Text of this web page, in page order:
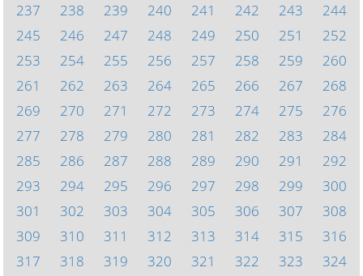
237
238 239 240 241 242 243
244
245
246 247 248 249 250 251
252
253
254 255 256 257 258 259
260
261
262 263 264 265 266 267
268
269
270 271 272 273 274 275
276
277
278 279 280 281 282 283
284
285
286 287 288 289 290 291
292
293
294 295 296 297 298 299
300
301
302 303 304 305 306 307
308
309
310 311 312 313 314 315
316
317
318 319 320 321 322 323
324